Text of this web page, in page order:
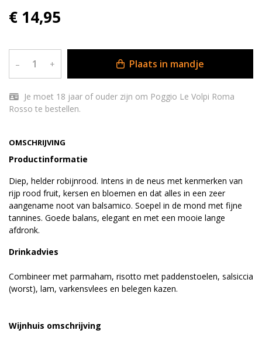
OMSCHRIJVING
Productinformatie
Diep, helder robijnrood. Intens in de neus met kenmerken van
rijp rood fruit, kersen en bloemen en dat alles in een zeer
aangename noot van balsamico. Soepel in de mond met fijne
tannines. Goede balans, elegant en met een mooie lange
afdronk.
Drinkadvies
Combineer met parmaham, risotto met paddenstoelen, salsiccia
(worst), lam, varkensvlees en belegen kazen.
Wijnhuis omschrijving
€ 14,95
– + Plaats in mandje
Rosso te bestellen.